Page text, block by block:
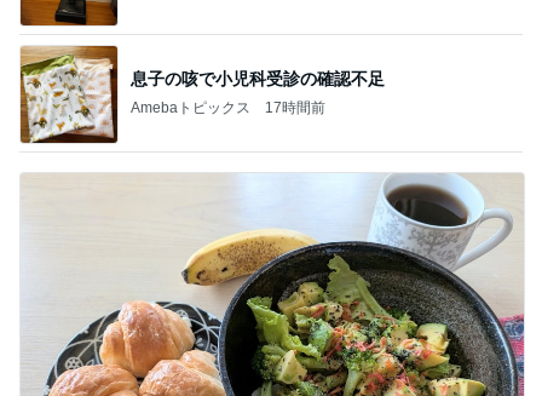
息子の咳で小児科受診の確認不足
Amebaトピックス 17時間前